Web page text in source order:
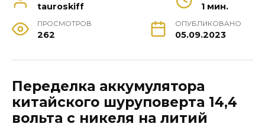
tauroskiff 1 мин.
ПРОСМОТРОВ
262
ОПУБЛИКОВАНО
05.09.2023
Переделка аккумулятора
китайского шуруповерта 14,4
вольта с никеля на литий